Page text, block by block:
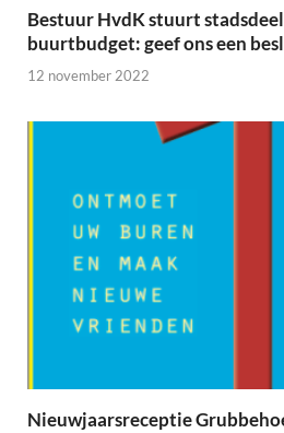
Bestuur HvdK stuurt
buurtbudget: geef ons een
12 november 2022
Nieuwjaarsreceptie